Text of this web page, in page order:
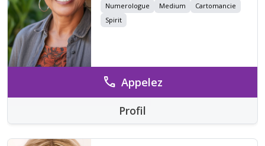
vous guider. Vos prénoms et dates de
naissance me suffisent pour établir mes
ressentis. Maître Reiki énergétique depuis
Numerologue Medium
Cartomancie
Spirit
call Appelez
Profil